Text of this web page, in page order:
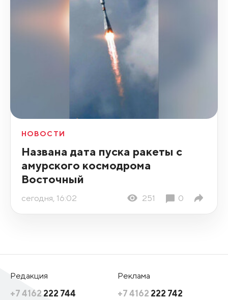
НОВОСТИ
Названа дата пуска ракеты с
амурского космодрома
Восточный
сегодня, 16:02 251 0
Редакция
+7 4162 222 744
Реклама
+7 4162 222 742